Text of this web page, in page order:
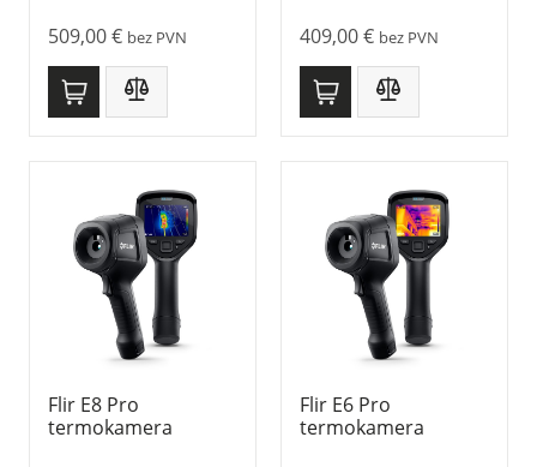
509,00€ bez PVN 409,00€ bez PVN
Flir E8 Pro
termokamera
Flir E6 Pro
termokamera